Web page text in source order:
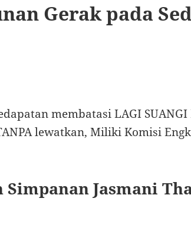
Gerak pada
membatasi LAGI SUANGI
lewatkan, Miliki Komisi
Simpanan Jasmani